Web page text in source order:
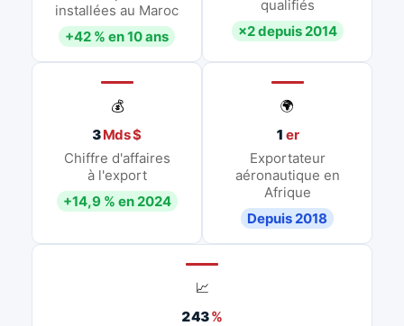
installées au Maroc
+42 % en 10 ans
qualifiés
×2 depuis 2014
💰
3Mds $
Chiffre d'affaires
à l'export
+14,9 % en 2024
🌍
1 er
Exportateur
aéronautique en
Afrique
Depuis 2018
📈
243%